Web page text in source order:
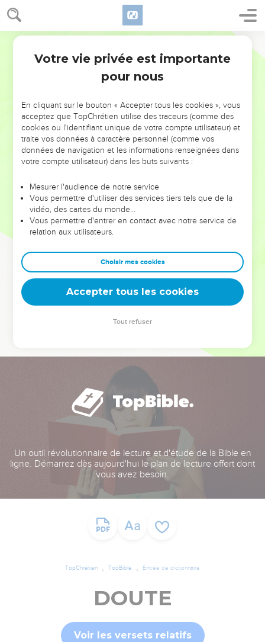
NE MANQUEZ PAS L’ÉVÉNEMENT
DE L’ANNÉE !
ET SI LEURS ERREURS POUVAIENT VOUS ÉVITER LES
VOTRES ?
leur foi ou leur vision. Mais on voit moins les doutes, les erreurs
et les saisons difficiles qu'ils ont traversés, alors même que ce
sont elles qui les ont façonnés.
Dans cette conférence, leaders, entrepreneurs, et responsables
clés pour avancer avec plus de sagesse afin que leurs erreurs
deviennent vos tremplins. Que vous guidiez un ministère, une
équipe, un groupe ou une famille, leur expérience est faite
Un outil révolutionnaire de lecture et d'étude de la Bible en
ligne. Démarrez dès aujourd'hui le plan de lecture offert dont
vous avez besoin.
TopChrétien TopBible Entrée de dictionnaire
DOUTE
Voir les versets relatifs
Votre vie privée est importante
pour nous
En cliquant sur le bouton « Accepter tous les cookies », vous
acceptez que TopChrétien utilise des traceurs (comme des
cookies ou l'identifiant unique de votre compte utilisateur) et
traite vos données à caractère personnel (comme vos
données de navigation et les informations renseignées dans
votre compte utilisateur) dans les buts suivants :
Mesurer l'audience de notre service
Vous permettre d'utiliser des services tiers tels que de la
vidéo, des cartes du monde…
Vous permettre d'entrer en contact avec notre service de
relation aux utilisateurs.
Choisir mes cookies
Accepter tous les cookies
Tout refuser